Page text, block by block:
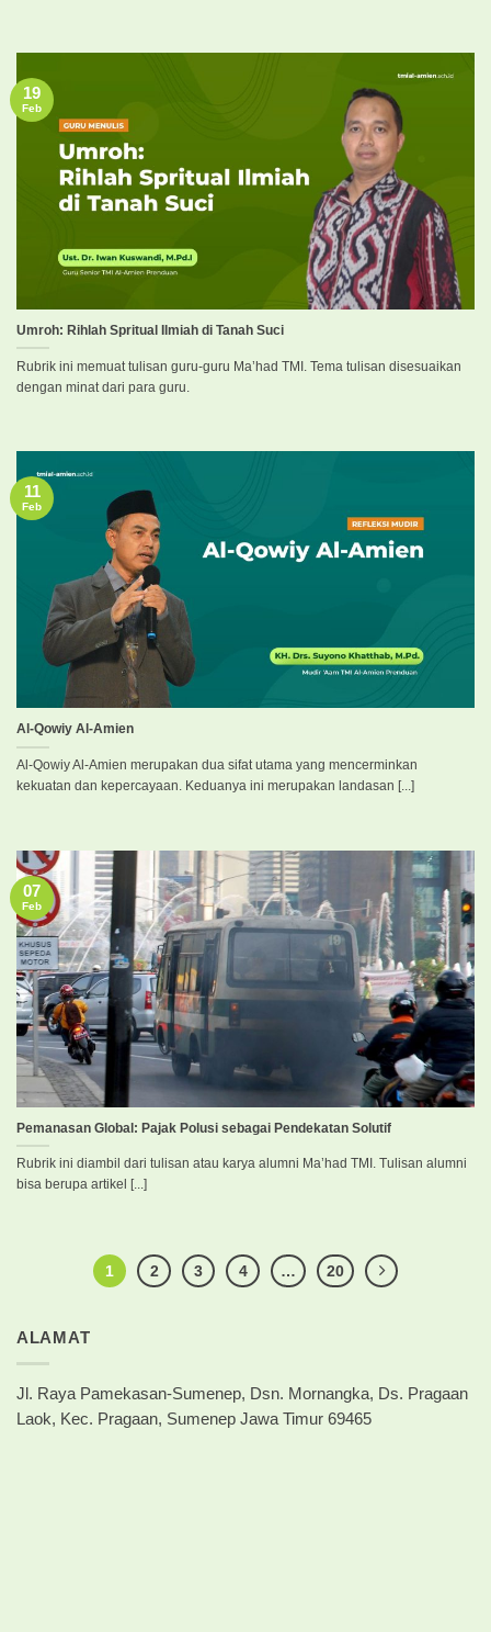
Umroh: Rihlah Spritual Ilmiah di Tanah Suci
Rubrik ini memuat tulisan guru-guru Ma’had TMI. Tema tulisan disesuaikan
dengan minat dari para guru.
19
Feb
Al-Qowiy Al-Amien
Al-Qowiy Al-Amien merupakan dua sifat utama yang mencerminkan
kekuatan dan kepercayaan. Keduanya ini merupakan landasan [...]
11
Feb
Pemanasan Global: Pajak Polusi sebagai Pendekatan Solutif
Rubrik ini diambil dari tulisan atau karya alumni Ma’had TMI. Tulisan alumni
bisa berupa artikel [...]
07
Feb
1 2 3 4 … 20
ALAMAT
Jl. Raya Pamekasan-Sumenep, Dsn. Mornangka, Ds. Pragaan
Laok, Kec. Pragaan, Sumenep Jawa Timur 69465